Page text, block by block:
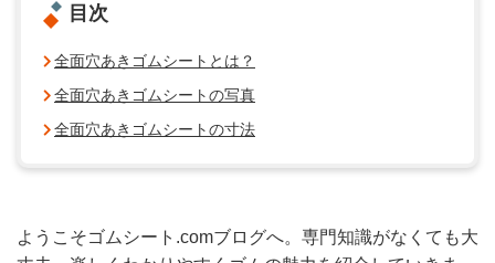
目次
全面穴あきゴムシートとは？
全面穴あきゴムシートの写真
全面穴あきゴムシートの寸法
ようこそゴムシート.comブログへ。専門知識がなくても大